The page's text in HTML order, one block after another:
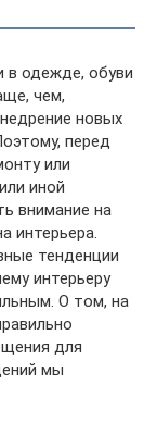
в одежде, обуви
чем,
новых
перед
или
иной
внимание на
интерьера.
тенденции
интерьеру
О том, на
для
мы